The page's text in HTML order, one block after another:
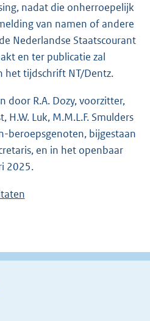
nadat die onherroepelijk
van namen of andere
Nederlandse Staatscourant
en ter publicatie zal
het tijdschrift NT/Dentz.
door R.A. Dozy, voorzitter,
H.W. Luk, M.M.L.F. Smulders
beroepsgenoten, bijgestaan
en in het openbaar
2025.